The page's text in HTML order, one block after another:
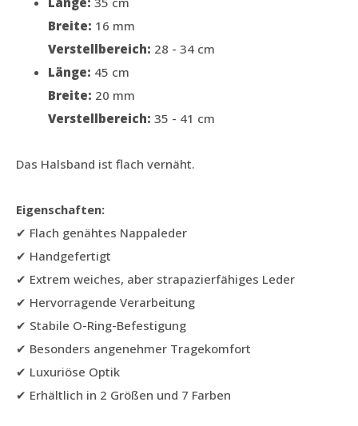
Breite: 16 mm
Verstellbereich: 28 - 34 cm
Länge: 45 cm
Breite: 20 mm
Verstellbereich: 35 - 41 cm
Das Halsband ist flach vernäht.
Eigenschaften:
✔ Flach genähtes Nappaleder
✔ Handgefertigt
✔ Extrem weiches, aber strapazierfähiges Leder
✔ Hervorragende Verarbeitung
✔ Stabile O-Ring-Befestigung
✔ Besonders angenehmer Tragekomfort
✔ Luxuriöse Optik
✔ Erhältlich in 2 Größen und 7 Farben